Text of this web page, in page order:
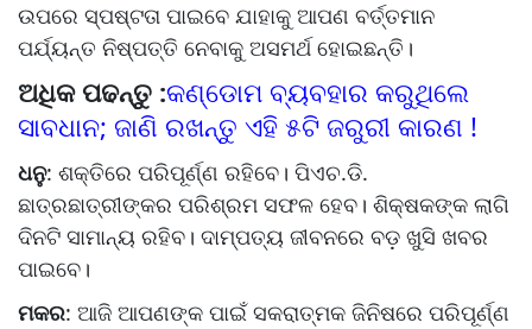
ଉପରେ ସ୍ପଷ୍ଟତା ପାଇବେ ଯାହାକୁ ଆପଣ ବର୍ତ୍ତମାନ
ପର୍ଯ୍ୟନ୍ତ ନିଷ୍ପତ୍ତି ନେବାକୁ ଅସମର୍ଥ ହୋଇଛନ୍ତି।
ଅଧିକ ପଢନ୍ତୁ :କଣ୍ଡୋମ ବ୍ୟବହାର କରୁଥିଲେ
ସାବଧାନ; ଜାଣି ରଖନ୍ତୁ ଏହି ୫ଟି ଜରୁରୀ କାରଣ !
ଧନୁ: ଶକ୍ତିରେ ପରିପୂର୍ଣ୍ଣ ରହିବେ। ପିଏଚ.ଡି.
ଛାତ୍ରଛାତ୍ରୀଙ୍କର ପରିଶ୍ରମ ସଫଳ ହେବ। ଶିକ୍ଷକଙ୍କ ଲାଗି
ଦିନଟି ସାମାନ୍ୟ ରହିବ। ଦାମ୍ପତ୍ୟ ଜୀବନରେ ବଡ଼ ଖୁସି ଖବର
ପାଇବେ।
ମକର: ଆଜି ଆପଣଙ୍କ ପାଇଁ ସକରାତ୍ମକ ଜିନିଷରେ ପରିପୂର୍ଣ୍ଣ